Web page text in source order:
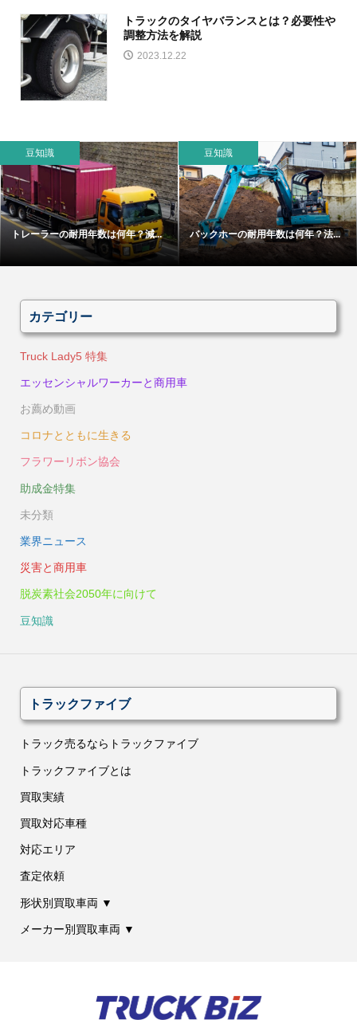
トラックのタイヤバランスとは？必要性や
調整方法を解説
2023.12.22
豆知識
トレーラーの耐用年数は何年？減...
豆知識
バックホーの耐用年数は何年？法...
カテゴリー
Truck Lady5 特集
エッセンシャルワーカーと商用車
お薦め動画
コロナとともに生きる
フラワーリボン協会
助成金特集
未分類
業界ニュース
災害と商用車
脱炭素社会2050年に向けて
豆知識
トラックファイブ
トラック売るならトラックファイブ
トラックファイブとは
買取実績
買取対応車種
対応エリア
査定依頼
形状別買取車両 ▼
メーカー別買取車両 ▼